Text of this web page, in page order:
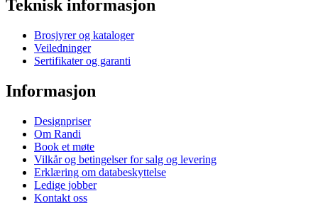
Teknisk informasjon
Brosjyrer og kataloger
Veiledninger
Sertifikater og garanti
Informasjon
Designpriser
Om Randi
Book et møte
Vilkår og betingelser for salg og levering
Erklæring om databeskyttelse
Ledige jobber
Kontakt oss